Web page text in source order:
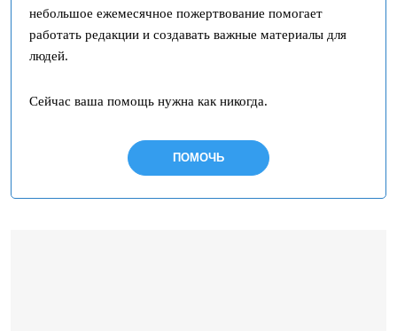
небольшое ежемесячное пожертвование помогает
работать редакции и создавать важные материалы для
людей.
Сейчас ваша помощь нужна как никогда.
ПОМОЧЬ